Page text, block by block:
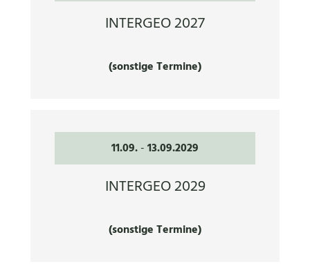
INTERGEO 2027
(sonstige Termine)
11.09.-13.09.2029
INTERGEO 2029
(sonstige Termine)